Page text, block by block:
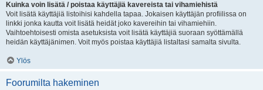
Kuinka voin lisätä / poistaa käyttäjiä kavereista tai vihamiehistä
Voit lisätä käyttäjiä listoihisi kahdella tapaa. Jokaisen käyttäjän profiilissa on
linkki jonka kautta voit lisätä heidät joko kavereihin tai vihamiehiin.
Vaihtoehtoisesti omista asetuksista voit lisätä käyttäjiä suoraan syöttämällä
heidän käyttäjänimen. Voit myös poistaa käyttäjiä listaltasi samalta sivulta.
Ylös
Foorumilta hakeminen